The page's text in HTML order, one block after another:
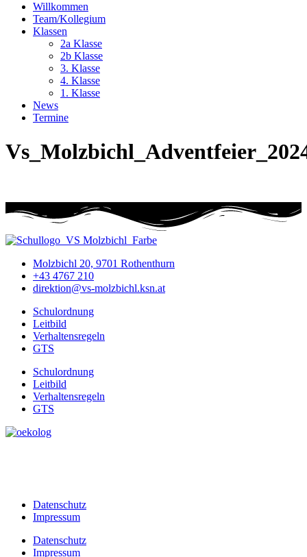
Willkommen
Team/Kollegium
Klassen
2a Klasse
2b Klasse
3. Klasse
4. Klasse
1. Klasse
News
Termine
Molzbichl 20, 9701 Rothenthurn
+43 4767 210
direktion@vs-molzbichl.ksn.at
Schulordnung
Leitbild
Verhaltensregeln
GTS
Schulordnung
Leitbild
Verhaltensregeln
GTS
Datenschutz
Impressum
Datenschutz
Impressum